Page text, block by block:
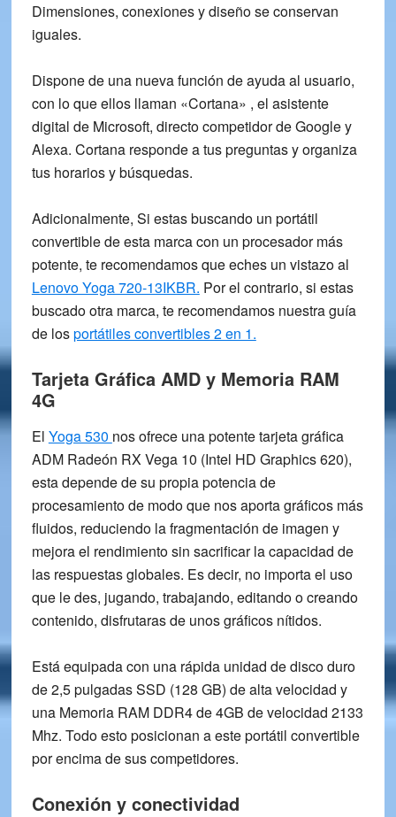
Dimensiones, conexiones y diseño se conservan
iguales.
Dispone de una nueva función de ayuda al usuario,
con lo que ellos llaman «Cortana» , el asistente
digital de Microsoft, directo competidor de Google y
Alexa. Cortana responde a tus preguntas y organiza
tus horarios y búsquedas.
Adicionalmente, Si estas buscando un portátil
convertible de esta marca con un procesador más
potente, te recomendamos que eches un vistazo al
Lenovo Yoga 720-13IKBR. Por el contrario, si estas
buscado otra marca, te recomendamos nuestra guía
de losportátiles convertibles 2 en 1.
Tarjeta Gráfica AMD y Memoria RAM
4G
El Yoga 530 nos ofrece una potente tarjeta gráfica
ADM Radeón RX Vega 10 (Intel HD Graphics 620),
esta depende de su propia potencia de
procesamiento de modo que nos aporta gráficos más
fluidos, reduciendo la fragmentación de imagen y
mejora el rendimiento sin sacrificar la capacidad de
las respuestas globales. Es decir, no importa el uso
que le des, jugando, trabajando, editando o creando
contenido, disfrutaras de unos gráficos nítidos.
Está equipada con una rápida unidad de disco duro
de 2,5 pulgadas SSD (128 GB) de alta velocidad y
una Memoria RAM DDR4 de 4GB de velocidad 2133
Mhz. Todo esto posicionan a este portátil convertible
por encima de sus competidores.
Conexión y conectividad